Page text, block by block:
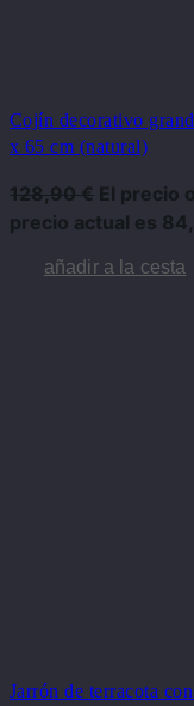
Cojín decorativo
x 65 cm (natural)
128,90€ El precio
precio actual es
añadir a la cesta
Jarrón de terracota